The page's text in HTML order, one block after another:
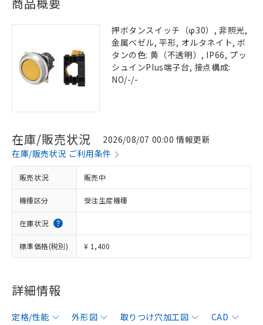
押ボタンスイッチ（φ30）, 非照光,
金属ベゼル, 平形, オルタネイト, ボ
タンの色: 黄（不透明）, IP66, プッ
シュインPlus端子台, 接点構成:
NO/-/-
在庫/販売状況
2026/08/07 00:00 情報更新
在庫/販売状況 ご利用条件
販売状況 販売中
機種区分 受注生産機種
在庫状況
標準価格(税別) ¥ 1,400
詳細情報
定格/性能 外形図 取りつけ穴加工図
CAD